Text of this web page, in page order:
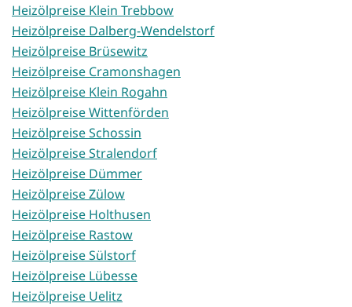
Heizölpreise Klein Trebbow
Heizölpreise Dalberg-Wendelstorf
Heizölpreise Brüsewitz
Heizölpreise Cramonshagen
Heizölpreise Klein Rogahn
Heizölpreise Wittenförden
Heizölpreise Schossin
Heizölpreise Stralendorf
Heizölpreise Dümmer
Heizölpreise Zülow
Heizölpreise Holthusen
Heizölpreise Rastow
Heizölpreise Sülstorf
Heizölpreise Lübesse
Heizölpreise Uelitz